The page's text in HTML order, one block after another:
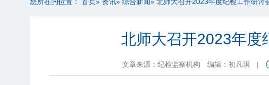
北师大召开2023年度
文章来源：纪检监察机构 编辑：初凡琪 |